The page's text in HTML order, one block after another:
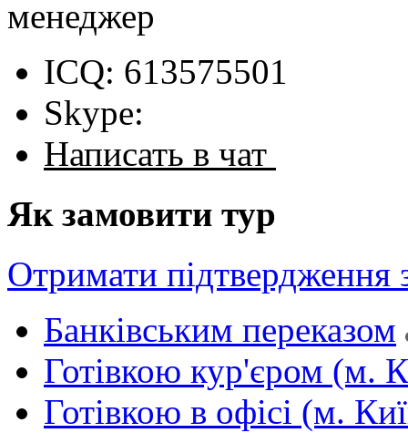
менеджер
ICQ: 613575501
Skype:
Написать в чат
Як замовити тур
Отримати підтвердження
Банківським переказом
Готівкою кур'єром (м.
Готівкою в офісі (м.